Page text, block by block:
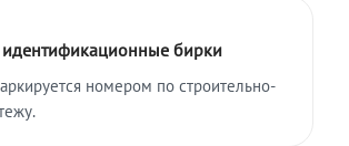
идентификационные бирки
номером по строительно-